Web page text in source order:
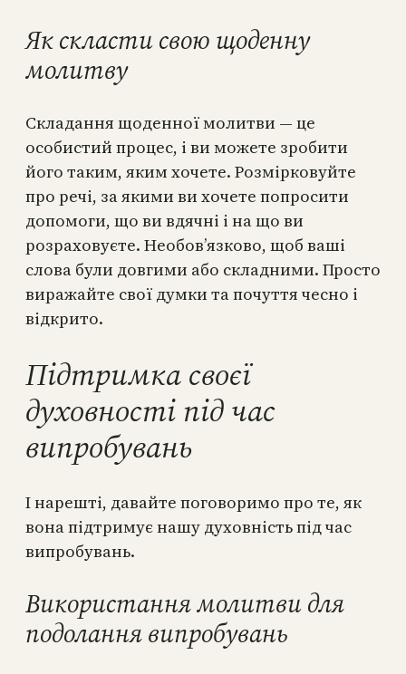
Як скласти свою щоденну
молитву
Складання щоденної молитви — це
особистий процес, і ви можете зробити
його таким, яким хочете. Розмірковуйте
про речі, за якими ви хочете попросити
допомоги, що ви вдячні і на що ви
розраховуєте. Необов’язково, щоб ваші
слова були довгими або складними. Просто
виражайте свої думки та почуття чесно і
відкрито.
Підтримка своєї
духовності під час
випробувань
І нарешті, давайте поговоримо про те, як
вона підтримує нашу духовність під час
випробувань.
Використання молитви для
подолання випробувань